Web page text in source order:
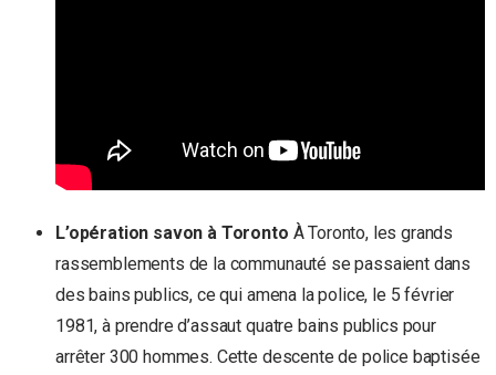
L’opération savon à Toronto À Toronto, les grands
rassemblements de la communauté se passaient dans
des bains publics, ce qui amena la police, le 5 février
1981, à prendre d’assaut quatre bains publics pour
arrêter 300 hommes. Cette descente de police baptisée